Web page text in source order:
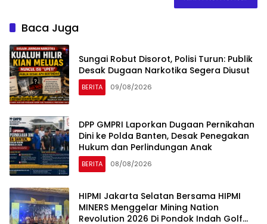
Baca Juga
Sungai Robut Disorot, Polisi Turun: Publik
Desak Dugaan Narkotika Segera Diusut
BERITA 09/08/2026
DPP GMPRI Laporkan Dugaan Pernikahan
Dini ke Polda Banten, Desak Penegakan
Hukum dan Perlindungan Anak
BERITA 08/08/2026
HIPMI Jakarta Selatan Bersama HIPMI
MINERS Menggelar Mining Nation
Revolution 2026 Di Pondok Indah Golf